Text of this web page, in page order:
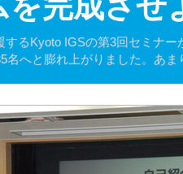
るKyoto IGSの第3回セミナ
名へと膨れ上がりました。あ